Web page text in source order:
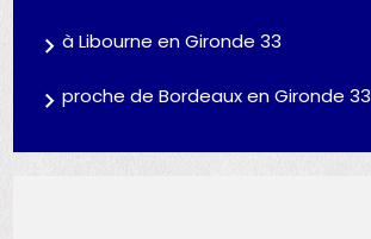
à Libourne en Gironde 33
proche de Bordeaux en Gironde 33